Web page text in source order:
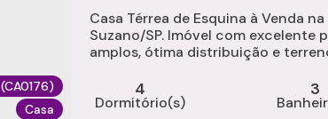
(CA0176)
Casa
4
Dormitório(s)
3
Casa Térrea de Esquina à Venda
Suzano/SP. Imóvel com
amplos, ótima distribuição e